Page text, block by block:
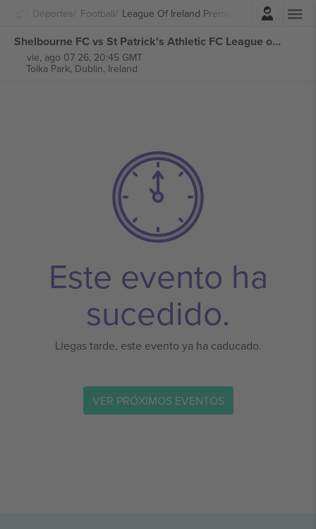
Deportes Football League Of Ireland Premier Division
Iniciar sesión
Shelbourne FC vs St Patrick's Athletic FC League of Ireland Premier Division entradas
vie, ago 07 26, 20:45 GMT
Tolka Park, Dublin, Ireland
Este evento ha
sucedido.
Llegas tarde, este evento ya ha caducado.
VER PRÓXIMOS EVENTOS